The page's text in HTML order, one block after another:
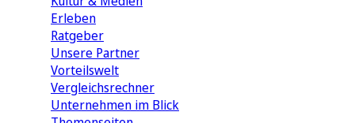
Erleben
Ratgeber
Unsere Partner
Vorteilswelt
Vergleichsrechner
Unternehmen im Blick